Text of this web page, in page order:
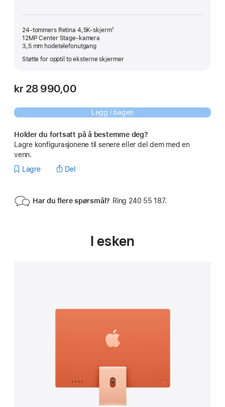
24-tommers Retina 4,5K-skjerm¹
12MP Center Stage-kamera
3,5 mm hodetelefon­utgang
Støtte for opptil to eksterne skjermer
kr 28 990,00
Legg i bagen
Holder du fortsatt på å bestemme deg?
Lagre konfigurasjonene til senere eller del dem med en
venn.
Lagre
Del
Har du flere spørsmål? Ring 240 55 187.
I esken